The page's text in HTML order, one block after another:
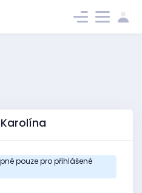
pouze pro přihlášené